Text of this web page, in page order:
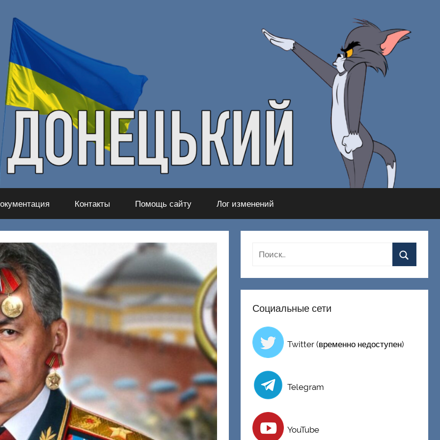
Контакты Помощь сайту Лог изменений
Социальные сети
Twitter (временно недоступен)
Telegram
YouTube